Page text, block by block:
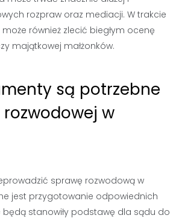
rozpraw oraz mediacji. W trakcie
również zlecić biegłym ocenę
majątkowej małżonków.
są potrzebne
w
sprawę rozwodową w
jest przygotowanie odpowiednich
stanowiły podstawę dla sądu do